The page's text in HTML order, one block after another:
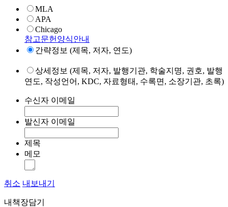
MLA
APA
Chicago
참고문헌양식안내
간략정보 (제목, 저자, 연도)
상세정보 (제목, 저자, 발행기관, 학술지명, 권호, 발행
연도, 작성언어, KDC, 자료형태, 수록면, 소장기관, 초록)
수신자 이메일
발신자 이메일
제목
메모
취소 내보내기
내책장담기